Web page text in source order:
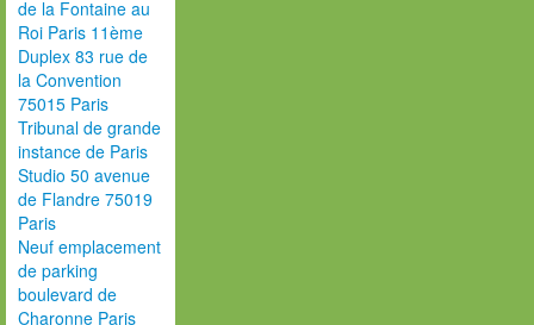
de la Fontaine au
Roi Paris 11ème
Duplex 83 rue de
la Convention
75015 Paris
Tribunal de grande
instance de Paris
Studio 50 avenue
de Flandre 75019
Paris
Neuf emplacement
de parking
boulevard de
Charonne Paris